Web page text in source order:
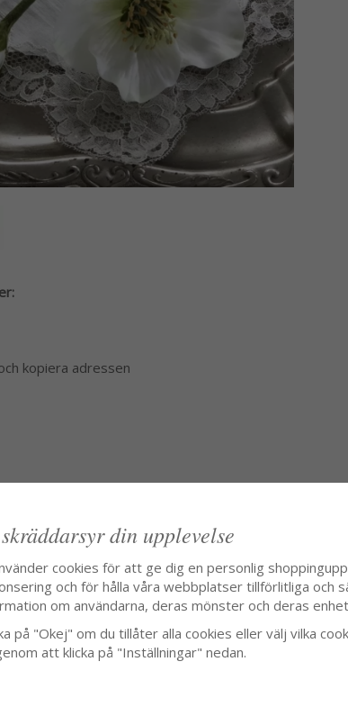
kopiera adressen
din upplevelse
cookies för att ge dig en personlig
och för hålla våra webbplatser tillförlitliga och
om användarna, deras mönster och deras
på "Okej" om du tillåter alla cookies eller välj vilka
att klicka på "Inställningar" nedan.